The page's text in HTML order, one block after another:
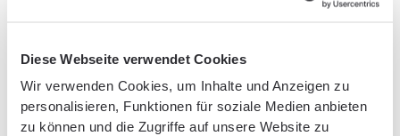
Diese Webseite verwendet Cookies
Wir verwenden Cookies, um Inhalte und Anzeigen zu
personalisieren, Funktionen für soziale Medien anbieten
zu können und die Zugriffe auf unsere Website zu
April 2024, von10:00 bis 11:00 Uhr
Onlineseminar per Teams teilzunehmen.
Wir freuen uns auf Ihre Teilnahme!